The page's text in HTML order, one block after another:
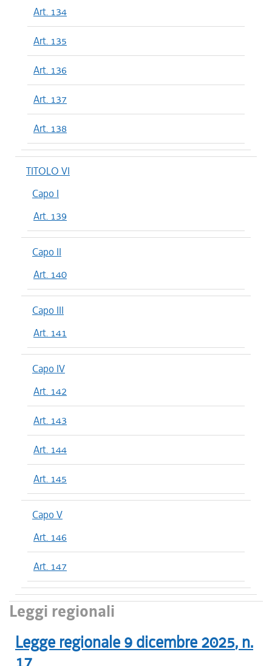
Art. 134
Art. 135
Art. 136
Art. 137
Art. 138
TITOLO VI
Capo I
Art. 139
Capo II
Art. 140
Capo III
Art. 141
Capo IV
Art. 142
Art. 143
Art. 144
Art. 145
Capo V
Art. 146
Art. 147
Leggi regionali
Legge regionale 9 dicembre 2025, n.